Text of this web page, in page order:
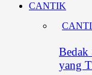
CANTIK
Bedak
yang